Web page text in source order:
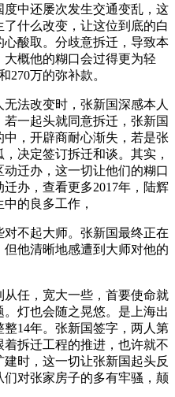
中还屡次发生交通变乱，这
什么改变，让这位到底的白
酸取。分歧意拆迁，导致本
概他的糊口会过得更为轻
270万的弥补款。
法改变时，张新国深感本人
一起头就同意拆迁，张新国
，开辟商耐心渐失，若是张
决定签订拆迁和谈。其实，
动迁办，这一切让他们的糊口
办，查看更多2017年，陆辉
的良多工作，
不起大师。张新国最终正在
他清晰地感遭到大师对他的
任，宽大一些，首要使命就
灯也会随之晃悠。是上海出
14年。张新国签字，两人第
拆迁工程的推进，也许就不
时，这一切让张新国起头反
对张家房子的多有牢骚，颠